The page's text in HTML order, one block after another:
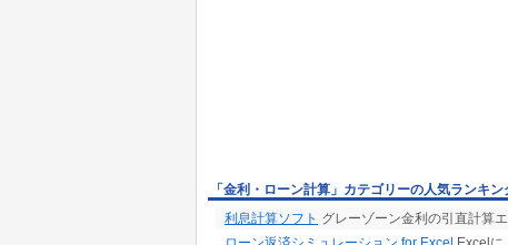
「金利・ローン計算」カテゴリーの人気ランキン
利息計算ソフト グレーゾーン金利の引直計算